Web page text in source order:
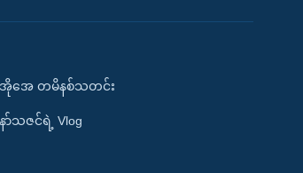
အေ တမိနစ်သတင်း
ာ်သဇင်ရဲ့ Vlog